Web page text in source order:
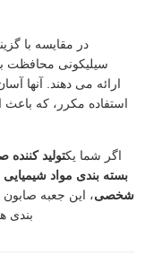
در مقایسه با
سیلیکونی محافظت
ارائه می دهند. آنها
استفاده مکرر، که
اگر شما یکتولید
بسته بندی مواد
شخصی، این جعبه
بندی